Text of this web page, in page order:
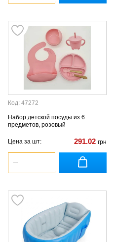
Код: 47272
Набор детской посуды из 6
предметов, розовый
Цена за шт: 291.02 грн